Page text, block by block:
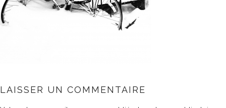
LAISSER UN COMMENTAIRE